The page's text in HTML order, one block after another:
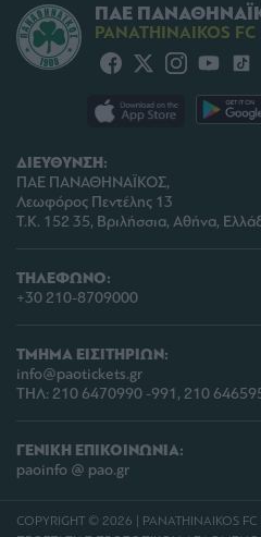
ΔΙΕΥΘΥΝΣΗ:
ΠΑΕ ΠΑΝΑΘΗΝΑΪΚΟΣ,
Λεωφόρος Πεντέλης 13
Τ.Κ. 152 35, Βριλήσσια, Αθήνα,
ΤΗΛΕΦΩΝΟ:
+30 210-8709000
ΤΜΗΜΑ ΕΙΣΙΤΗΡΙΩΝ:
info@paotickets.gr
ΤΗΛ: 210 6470990 -991, 210
ΓΕΝΙΚΗ ΕΠΙΚΟΙΝΩΝΙΑ:
paoinfo @ pao.gr
ΠΑΕ
PANATHINAIKOS FC
COPYRIGHT © 2026 | PANATHINAIKOS FC